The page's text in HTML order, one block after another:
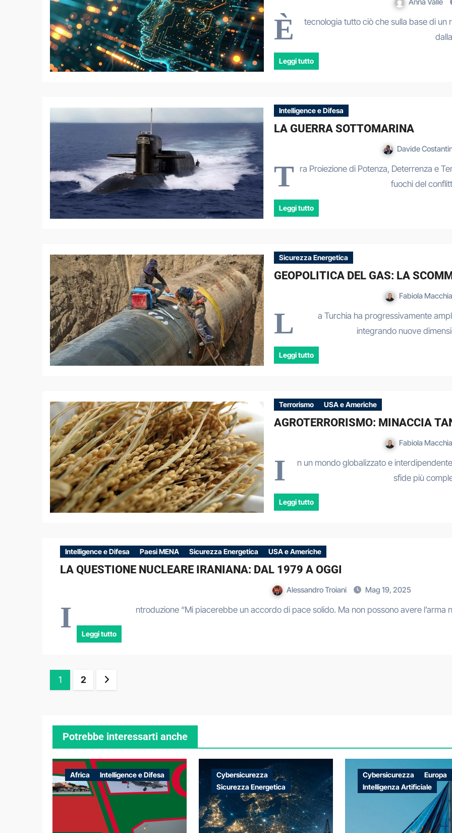
È
tecnologia tutto ciò che sulla base di
Leggi tutto
Intelligence e Difesa
LA GUERRA SOTTOMARINA
Davide
T
ra Proiezione di Potenza, Deterrenza e
fuochi del
Leggi tutto
Sicurezza Energetica
GEOPOLITICA DEL GAS: LA
Fabiola
L
a Turchia ha progressivamente
integrando nuove
Leggi tutto
Terrorismo USA e Americhe
AGROTERRORISMO: MINACCIA
Fabiola
I
n un mondo globalizzato e
sfide più
Leggi tutto
Intelligence e Difesa Paesi MENA Sicurezza Energetica USA e Americhe
LA QUESTIONE NUCLEARE IRANIANA: DAL 1979 A OGGI
Alessandro Troiani Mag 19, 2025
I ntroduzione “Mi piacerebbe un accordo di pace solido. Ma non possono avere l’arma
Leggi tutto
Paginazione
articoli
1 2
Potrebbe interessarti anche
Africa Intelligence e Difesa
Cybersicurezza
Sicurezza Energetica
Cybersicurezza
Europa
Intelligenza Artificiale